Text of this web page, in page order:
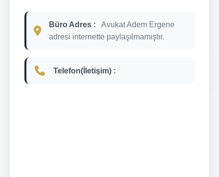
Büro Adres :
Avukat Adem Ergene
adresi internette paylaşılmamıştır.
Telefon(İletişim) :